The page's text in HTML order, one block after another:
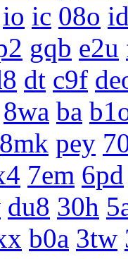
io ic 08o
gqb e2u
dt c9f
8wa ba
8mk pey
7em 6pd
du8 30h
b0a 3tw